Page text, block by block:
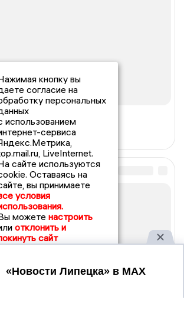
кнопку вы
согласие на
персональных
использованием
сервиса
LiveInternet.
сайте используются
Оставаясь на
вы принимаете
условия
можете настроить
отклонить и
сайт
Принять